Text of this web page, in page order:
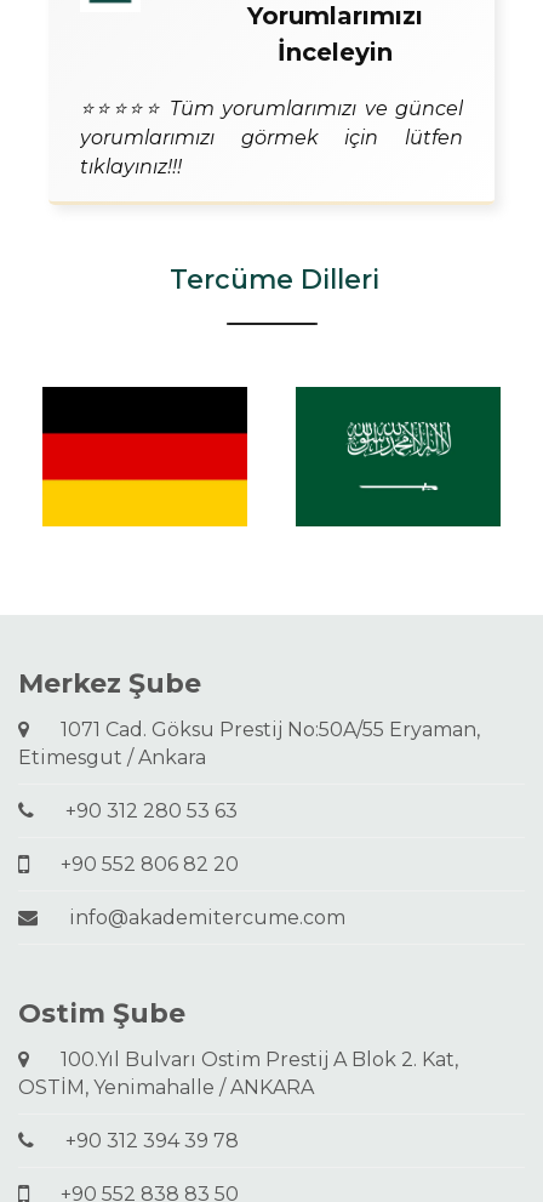
Yorumlarımızı
İnceleyin
⭐⭐⭐⭐⭐ Tüm yorumlarımızı ve güncel
yorumlarımızı görmek için lütfen
tıklayınız!!!
Tercüme Dilleri
Merkez Şube
1071 Cad. Göksu Prestij No:50A/55 Eryaman,
Etimesgut / Ankara
+90 312 280 53 63
+90 552 806 82 20
info@akademitercume.com
Ostim Şube
100.Yıl Bulvarı Ostim Prestij A Blok 2. Kat,
OSTİM, Yenimahalle / ANKARA
+90 312 394 39 78
+90 552 838 83 50